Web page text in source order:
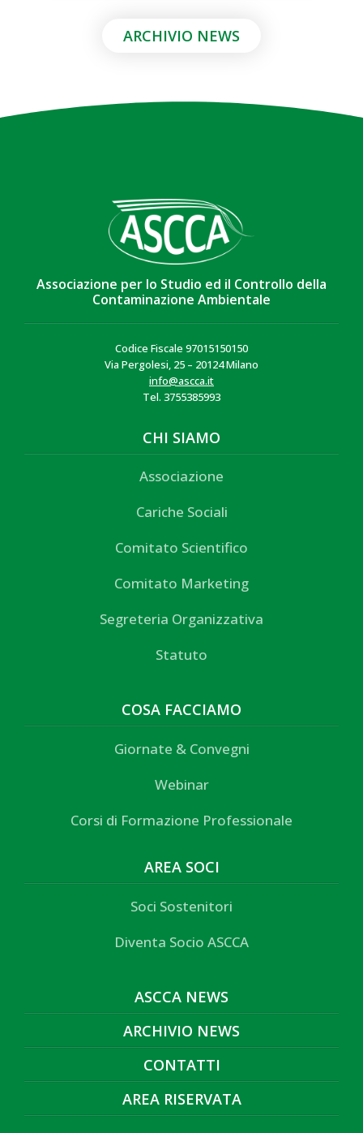
ARCHIVIO NEWS
Associazione per lo Studio ed il Controllo della
Contaminazione Ambientale
Codice Fiscale 97015150150
Via Pergolesi, 25 – 20124 Milano
info@ascca.it
Tel. 3755385993
CHI SIAMO
Associazione
Cariche Sociali
Comitato Scientifico
Comitato Marketing
Segreteria Organizzativa
Statuto
COSA FACCIAMO
Giornate & Convegni
Webinar
Corsi di Formazione Professionale
AREA SOCI
Soci Sostenitori
Diventa Socio ASCCA
ASCCA NEWS
ARCHIVIO NEWS
CONTATTI
AREA RISERVATA